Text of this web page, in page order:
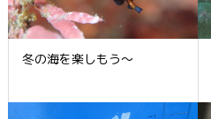
冬の海を楽しもう～